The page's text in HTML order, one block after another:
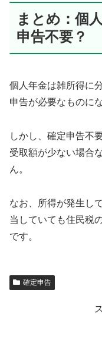
まとめ：個
申告不要？
個人年金は雑所得に
申告が必要なものに
しかし、確定申告不
受取額が少ない場合
ん。
なお、所得が発生し
当していても住民税
です。
確定申告